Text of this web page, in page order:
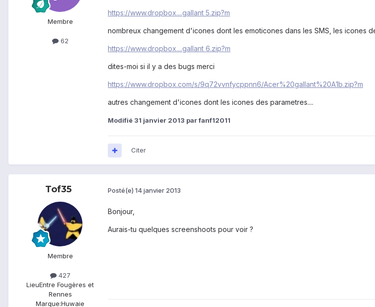
Membre
62
https://www.dropbox....gallant 5.zip?m
nombreux changement d'icones dont les emoticones dans les SMS, les icones
https://www.dropbox....gallant 6.zip?m
dites-moi si il y a des bugs merci
https://www.dropbox.com/s/9q72vvnfycppnn6/Acer%20gallant%20A1b.zip?m
autres changement d'icones dont les icones des parametres....
Modifié 31 janvier 2013 par fanf12011
Citer
Tof35
Membre
427
LieuEntre Fougères et
Rennes
Marque:Huwaie
Posté(e) 14 janvier 2013
Bonjour,
Aurais-tu quelques screenshoots pour voir ?